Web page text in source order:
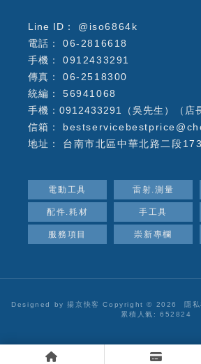
@iso6864k
06-2816618
0912433291
06-2518300
56941068
手機：0912433291（吳先生）（店
台南市北區中華北路二段
電動工具 雷射.測量
配件.耗材 手工具
服務項目 崇新專欄
Designed by揚京快客 Copyright © 2026 隱
累積人氣: 652824